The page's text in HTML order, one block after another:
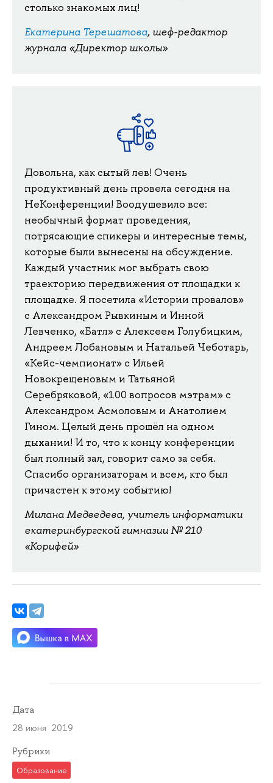
столько знакомых лиц!
Екатерина Терешатова, шеф-редактор
журнала «Директор школы»
Довольна, как сытый лев! Очень
продуктивный день провела сегодня на
НеКонференции! Воодушевило все:
необычный формат проведения,
потрясающие спикеры и интересные темы,
которые были вынесены на обсуждение.
Каждый участник мог выбрать свою
траекторию передвижения от площадки к
площадке. Я посетила «Истории провалов»
с Александром Рывкиным и Инной
Левченко, «Батл» с Алексеем Голубицким,
Андреем Лобановым и Натальей Чеботарь,
«Кейс-чемпионат» с Ильей
Новокрещеновым и Татьяной
Серебряковой, «100 вопросов мэтрам» с
Александром Асмоловым и Анатолием
Гином. Целый день прошёл на одном
дыхании! И то, что к концу конференции
был полный зал, говорит само за себя.
Спасибо организаторам и всем, кто был
причастен к этому событию!
Милана Медведева, учитель информатики
екатеринбургской гимназии № 210
«Корифей»
Дата
28 июня 2019
Рубрики
Образование